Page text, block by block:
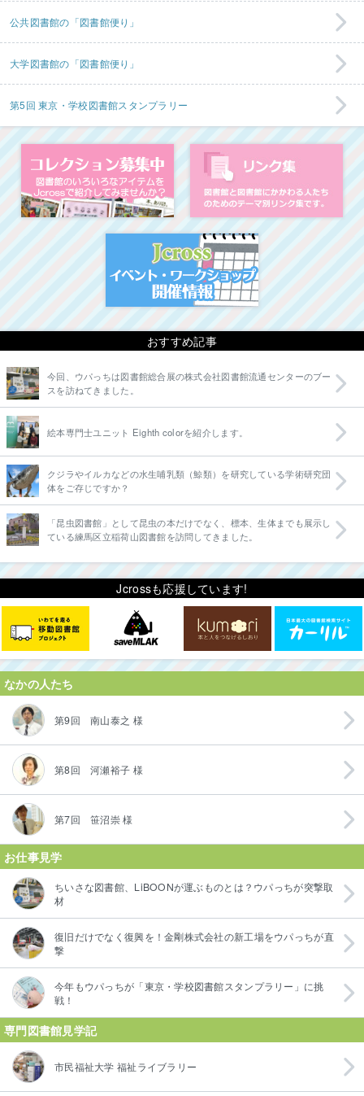
公共図書館の「図書館便り」
大学図書館の「図書館便り」
第5回 東京・学校図書館スタンプラリー
コレクション募集中 図
イベント・ワーク
おすすめ記事
今回、ウパっちは図書館総合展の株式会社図書館流通センターのブー
スを訪ねてきました。
絵本専門士ユニット Eighth colorを紹介します。
クジラやイルカなどの水生哺乳類（鯨類）を研究している学術研究団
体をご存じですか？
「昆虫図書館」として昆虫の本だけでなく、標本、生体までも展示し
ている練馬区立稲荷山図書館を訪問してきました。
Jcrossも応援しています!
なかの人たち
第9回 南山泰之 様
第8回 河瀬裕子 様
第7回 笹沼崇 様
お仕事見学
ちいさな図書館、LiBOONが運ぶものとは？ウパっちが突撃取
材
復旧だけでなく復興を！金剛株式会社の新工場をウパっちが直
撃
今年もウパっちが「東京・学校図書館スタンプラリー」に挑
戦！
専門図書館見学記
市民福祉大学 福祉ライブラリー